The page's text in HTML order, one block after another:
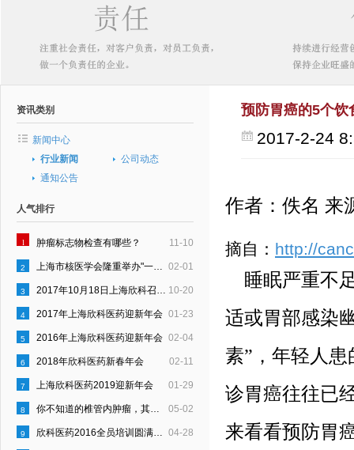
资讯类别
新闻中心
行业新闻
公司动态
通知公告
人气排行
11-10
1 肿瘤标志物检查有哪些？
02-01
2 上海市核医学会隆重举办"一县一科"建设启动仪式
10-20
3 2017年10月18日上海欣科召开“员工行为约定”宣贯会
01-23
4 2017年上海欣科医药迎新年会
02-04
5 2016年上海欣科医药迎新年会
02-11
6 2018年欣科医药新春年会
01-29
7 上海欣科医药2019迎新年会
05-02
8 你不知道的椎管内肿瘤，其实是这样的！
04-28
9 欣科医药2016全员培训圆满结束
预防胃癌的5个饮
2017-2-24
作者：佚名 来
摘自： http://
睡眠严重不
适或胃部感染
素”，年轻人
诊胃癌往往已
来看看预防胃